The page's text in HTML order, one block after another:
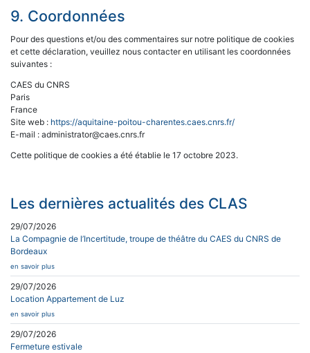
9. Coordonnées
Pour des questions et/ou des commentaires sur notre politique de cookies
et cette déclaration, veuillez nous contacter en utilisant les coordonnées
suivantes :
CAES du CNRS
Paris
France
Site web : https://aquitaine-poitou-charentes.caes.cnrs.fr/
E-mail : administrator@caes.cnrs.fr
Cette politique de cookies a été établie le 17 octobre 2023.
Les dernières actualités des CLAS
29/07/2026
La Compagnie de l’Incertitude, troupe de théâtre du CAES du CNRS de
Bordeaux
en savoir plus
29/07/2026
Location Appartement de Luz
en savoir plus
29/07/2026
Fermeture estivale